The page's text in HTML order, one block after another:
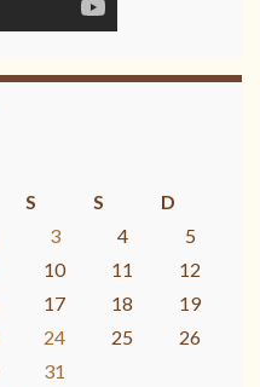
S S
D
3 4
5
10 11
12
17 18
19
24 25
26
31